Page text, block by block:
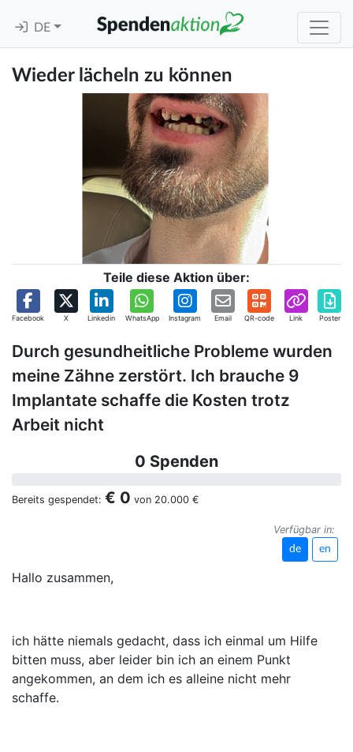
DE
Wieder lächeln zu können
Teile diese Aktion über:
Facebook X Linkedin WhatsApp Instagram Email QR-code Link Poster
Durch gesundheitliche Probleme wurden
meine Zähne zerstört. Ich brauche 9
Implantate schaffe die Kosten trotz
Arbeit nicht
0 Spenden
Bereits gespendet: € 0 von 20.000 €
Verfügbar in:
de en
Hallo zusammen,
ich hätte niemals gedacht, dass ich einmal um Hilfe
bitten muss, aber leider bin ich an einem Punkt
angekommen, an dem ich es alleine nicht mehr
schaffe.